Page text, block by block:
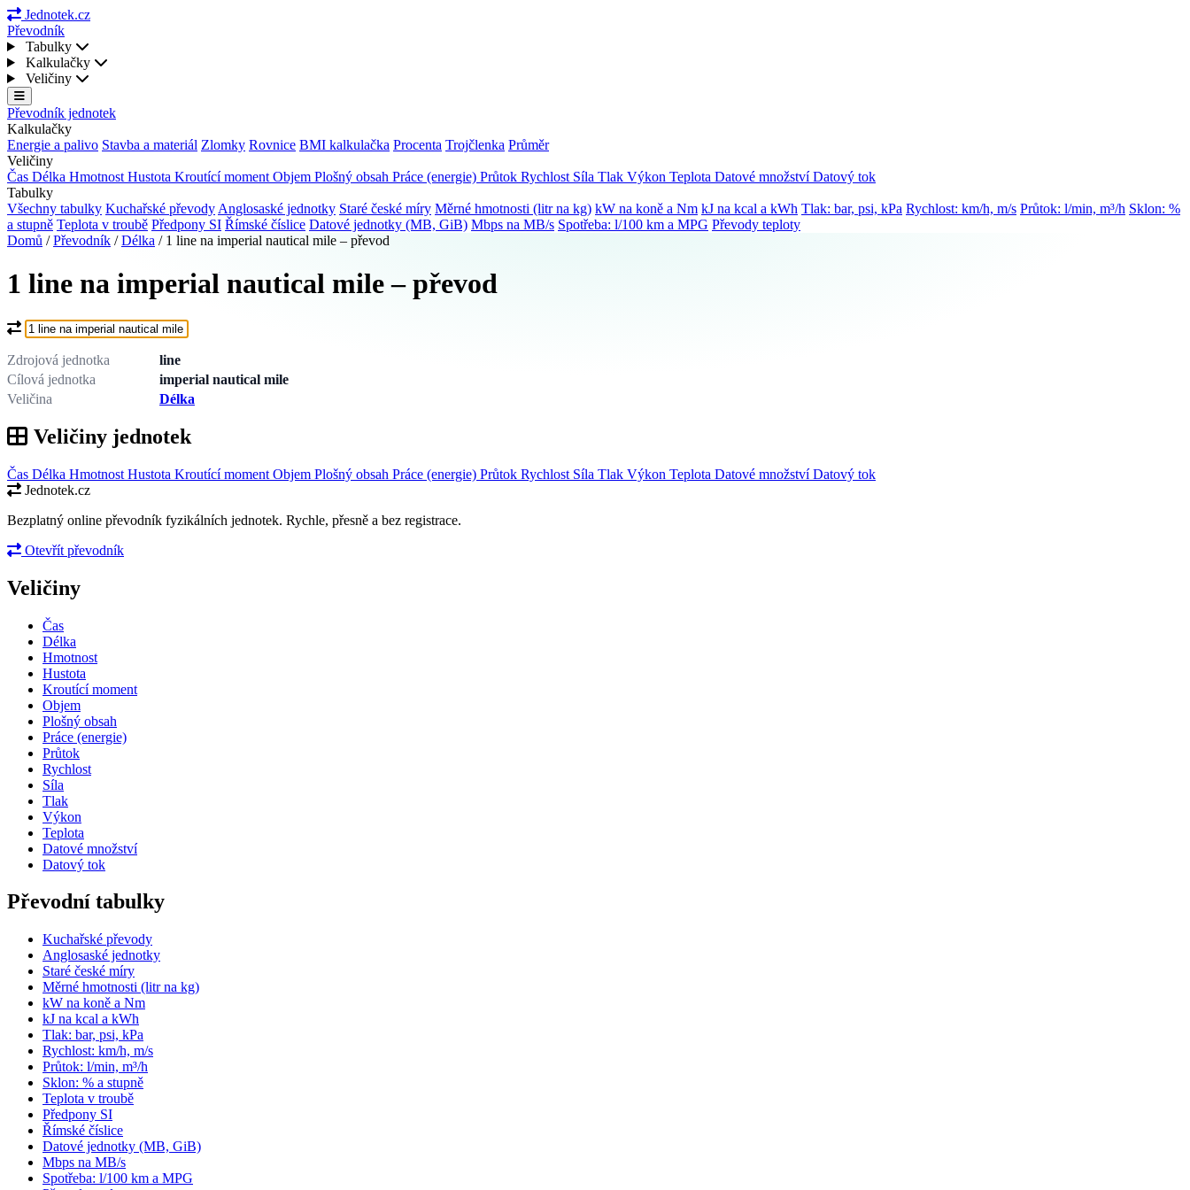
Jednotek.cz
Převodník
Tabulky
Kalkulačky
Veličiny
Převodník jednotek
Kalkulačky
Energie a palivo Stavba a materiál Zlomky Rovnice BMI kalkulačka Procenta Trojčlenka Průměr
Veličiny
Čas Délka Hmotnost Hustota Kroutící moment Objem Plošný obsah Práce (energie) Průtok Rychlost Síla Tlak Výkon Teplota Datové množstvíDatový tok
Tabulky
Všechny tabulky Kuchařské převody Anglosaské jednotky Staré české míry Měrné hmotnosti (litr na kg) kW na koně a Nm kJ na kcal a kWh Tlak: bar, psi, kPa Rychlost: km/h, m/s Průtok: l/min, m³/h Sklon: %
a stupně Teplota v troubě Předpony SI Římské číslice Datové jednotky (MB, GiB) Mbps na MB/s Spotřeba: l/100 km a MPG Převody teploty
Domů / Převodník / Délka / 1 line na imperial nautical mile – převod
1 line na imperial nautical mile – převod
Co chcete převést?
Zdrojová jednotka
line
Cílová jednotka
imperial nautical mile
Veličina
Délka
Veličiny jednotek
Čas Délka Hmotnost Hustota Kroutící moment Objem Plošný obsah Práce (energie) Průtok Rychlost Síla Tlak Výkon Teplota Datové množstvíDatový tok
Jednotek.cz
Bezplatný online převodník fyzikálních jednotek. Rychle, přesně a bez registrace.
Otevřít převodník
Veličiny
Čas
Délka
Hmotnost
Hustota
Kroutící moment
Objem
Plošný obsah
Práce (energie)
Průtok
Rychlost
Síla
Tlak
Výkon
Teplota
Datové množství
Datový tok
Převodní tabulky
Kuchařské převody
Anglosaské jednotky
Staré české míry
Měrné hmotnosti (litr na kg)
kW na koně a Nm
kJ na kcal a kWh
Tlak: bar, psi, kPa
Rychlost: km/h, m/s
Průtok: l/min, m³/h
Sklon: % a stupně
Teplota v troubě
Předpony SI
Římské číslice
Datové jednotky (MB, GiB)
Mbps na MB/s
Spotřeba: l/100 km a MPG